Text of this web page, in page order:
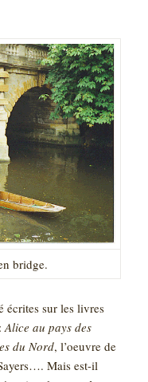
bridge.
écrites sur les livres
Alice au pays des
du Nord, l’oeuvre de
Mais est-il